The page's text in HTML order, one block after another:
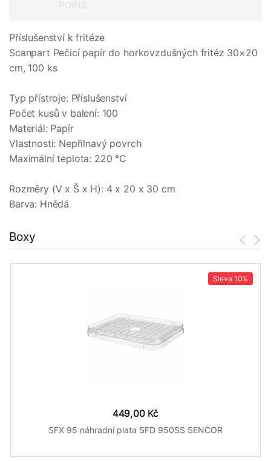
Příslušenství k fritéze
Scanpart Pečicí papír do horkovzdušných fritéz 30×20
cm, 100 ks
Typ přístroje: Příslušenství
Počet kusů v balení: 100
Materiál: Papír
Vlastnosti: Nepřilnavý povrch
Maximální teplota: 220 °C
Rozměry (V x Š x H): 4 x 20 x 30 cm
Barva: Hnědá
Boxy
Sleva 10%
449,00 Kč
SFX 95 náhradní plata SFD 950SS SENCOR